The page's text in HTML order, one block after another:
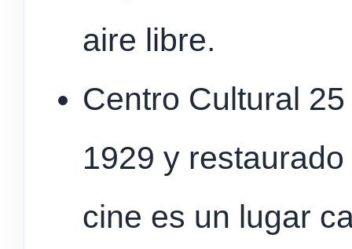
aire libre.
Centro Cultural
1929 y
cine es un lugar